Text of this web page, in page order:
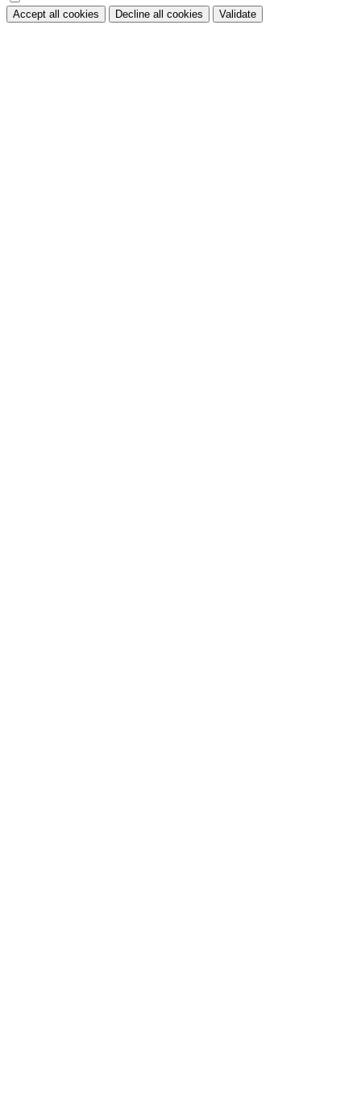
Accept all cookies Decline all cookies Validate